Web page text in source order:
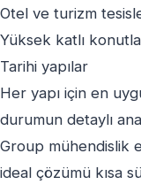
Otel ve turizm
Yüksek katlı
Tarihi yapılar
Her yapı için en
durumun detaylı
Group mühendislik
ideal çözümü kısa